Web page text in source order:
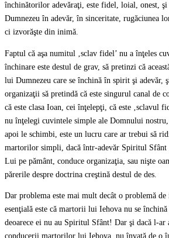
închinătorilor adevăraţi, este fidel, loial, onest, şi
Dumnezeu în adevăr, în sinceritate, rugăciunea
ci izvorăşte din inimă.
Faptul că aşa numitul ‚sclav fidel’ nu a înţeles
închinare este destul de grav, să pretinzi că
lui Dumnezeu care se închină în spirit şi adevăr,
organizaţii să pretindă că este singurul canal de
că este clasa Ioan, cei înţelepţi, că este ‚sclavul
nu înţelegi cuvintele simple ale Domnului
apoi le schimbi, este un lucru care ar trebui să
martorilor simpli, dacă într-adevăr Spiritul Sfânt
Lui pe pământ, conduce organizaţia, sau nişte
părerile despre doctrina creştină destul de des.
Dar problema este mai mult decât o problemă
esenţială este că martorii lui Iehova nu se
deoarece ei nu au Spiritul Sfânt! Dar şi dacă l-ar
conducerii martorilor lui Iehova, nu învaţă de o